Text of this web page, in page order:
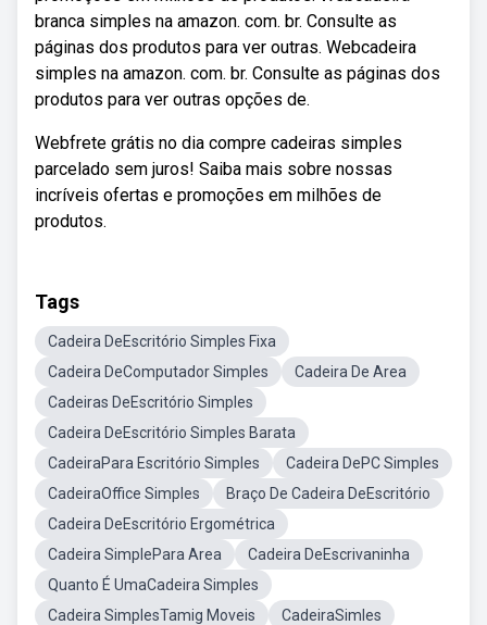
branca simples na amazon. com. br. Consulte as
páginas dos produtos para ver outras. Webcadeira
simples na amazon. com. br. Consulte as páginas dos
produtos para ver outras opções de.
Webfrete grátis no dia compre cadeiras simples
parcelado sem juros! Saiba mais sobre nossas
incríveis ofertas e promoções em milhões de
produtos.
Tags
Cadeira DeEscritório Simples Fixa
Cadeira DeComputador Simples
Cadeira De Area
Cadeiras DeEscritório Simples
Cadeira DeEscritório Simples Barata
CadeiraPara Escritório Simples
Cadeira DePC Simples
CadeiraOffice Simples
Braço De Cadeira DeEscritório
Cadeira DeEscritório Ergométrica
Cadeira SimplePara Area
Cadeira DeEscrivaninha
Quanto É UmaCadeira Simples
Cadeira SimplesTamig Moveis
CadeiraSimles